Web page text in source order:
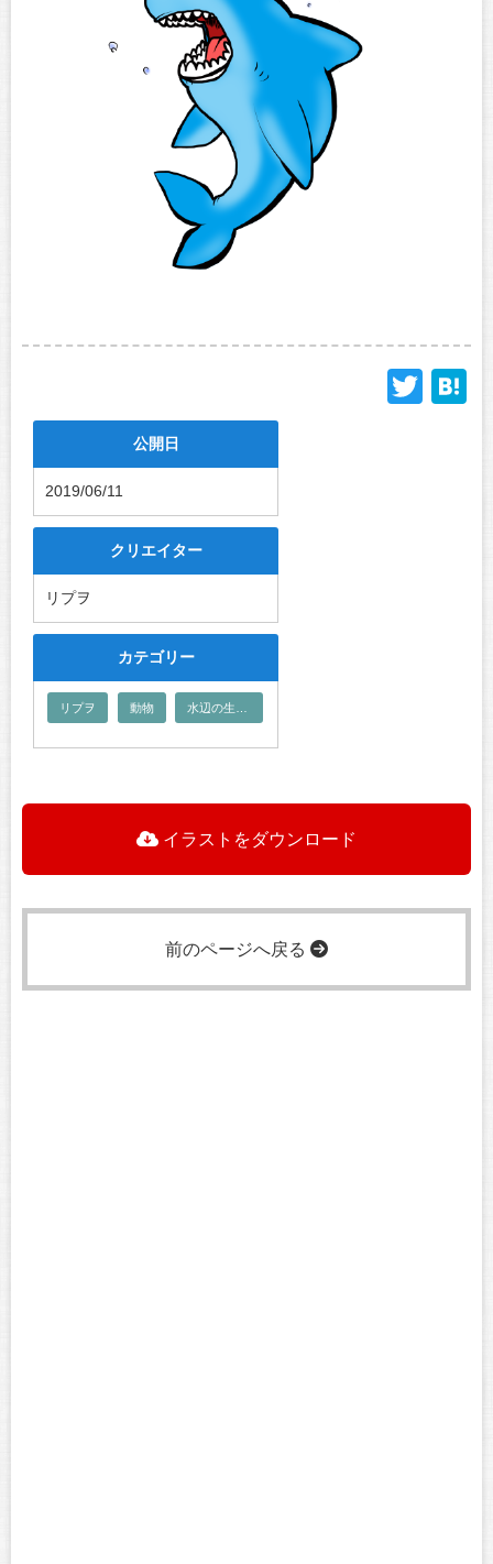
公開日
2019/06/11
クリエイター
リプヲ
カテゴリー
リプヲ 動物
イラストをダウンロード
前のページへ戻る